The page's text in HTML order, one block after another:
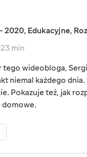
2020, Edukacyjne,
23 min
wideobloga,
niemal każdego
Pokazuje też, jak
domowe.